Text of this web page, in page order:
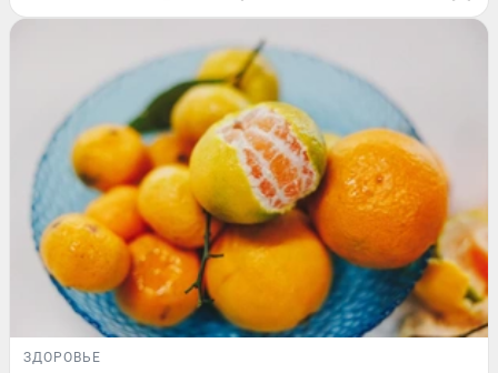
ЗДОРОВЬЕ